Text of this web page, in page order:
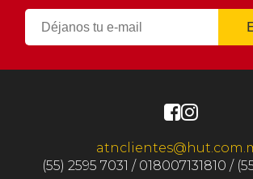
(55) 2595 7031 / 018007131810 /